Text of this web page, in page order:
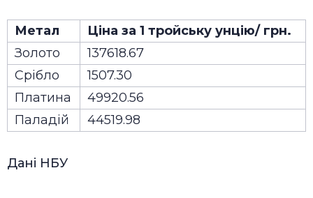
Метал
Ціна за 1 тройську унцію/ грн.
Золото
137618.67
Срібло
1507.30
Платина
49920.56
Паладій
44519.98
Дані НБУ